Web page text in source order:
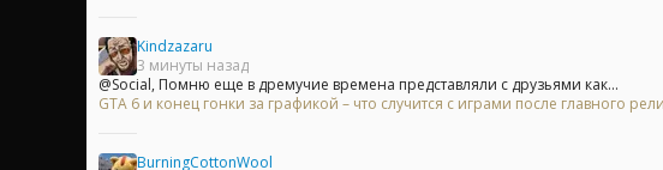
Kindzazaru
3 минуты назад
@Social, Помню еще в дремучие времена представляли с друзьями как...
GTA 6 и конец гонки за графикой – что случится с играми после главного
BurningCottonWool